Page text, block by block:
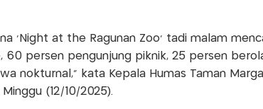
‘Night at the Ragunan Zoo’ tadi malam
60 persen pengunjung piknik, 25 persen
nokturnal,” kata Kepala Humas Taman
(12/10/2025).